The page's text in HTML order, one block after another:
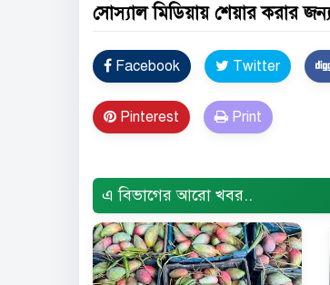
সোস্যাল মিডিয়ায় শেয়ার করার
Facebook Twitter
Pinterest Print
এ বিভাগের আরো খবর..